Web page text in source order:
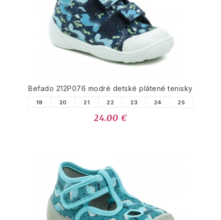
Befado 212P076 modré detské plátené tenisky
19 20 21 22 23 24 25
24.00 €